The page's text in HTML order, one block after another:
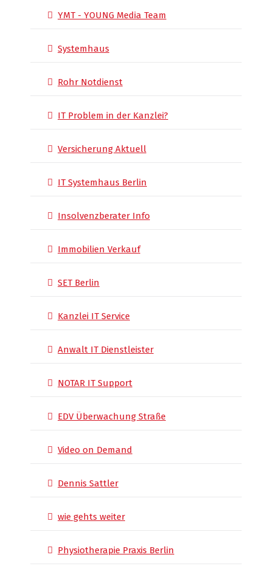
YMT - YOUNG Media Team
Systemhaus
Rohr Notdienst
IT Problem in der Kanzlei?
Versicherung Aktuell
IT Systemhaus Berlin
Insolvenzberater Info
Immobilien Verkauf
SET Berlin
Kanzlei IT Service
Anwalt IT Dienstleister
NOTAR IT Support
EDV Überwachung Straße
Video on Demand
Dennis Sattler
wie gehts weiter
Physiotherapie Praxis Berlin